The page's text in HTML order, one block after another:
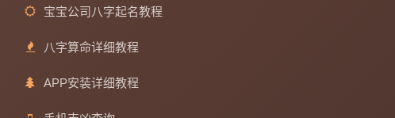
宝宝公司八字起名教程
八字算命详细教程
APP安装详细教程